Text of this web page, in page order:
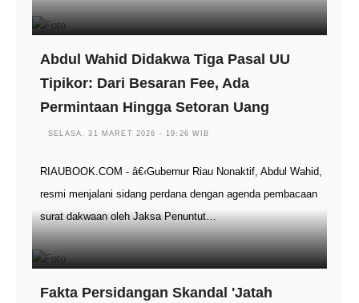
Abdul Wahid Didakwa Tiga Pasal UU
Tipikor: Dari Besaran Fee, Ada
Permintaan Hingga Setoran Uang
SELASA, 31 MARET 2026 - 19:26 WIB
RIAUBOOK.COM - â€‹Gubernur Riau Nonaktif, Abdul Wahid,
resmi menjalani sidang perdana dengan agenda pembacaan
surat dakwaan oleh Jaksa Penuntut…
Fakta Persidangan Skandal 'Jatah